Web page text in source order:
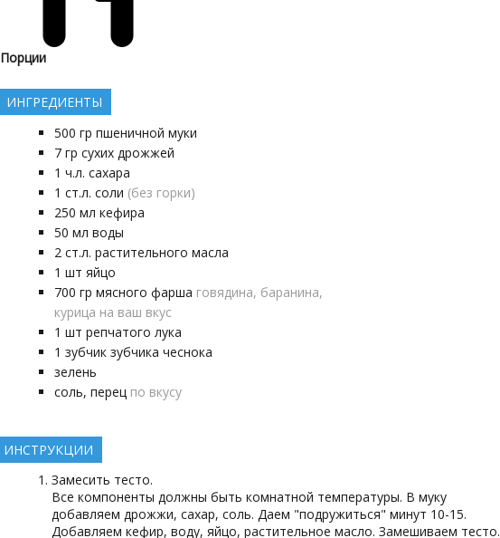
Порции
ИНГРЕДИЕНТЫ
500 гр пшеничной муки
7 гр сухих дрожжей
1 ч.л. сахара
1 ст.л. соли (без горки)
250 мл кефира
50 мл воды
2 ст.л. растительного масла
1 шт яйцо
700 гр мясного фарша говядина, баранина,
курица на ваш вкус
1 шт репчатого лука
1 зубчик зубчика чеснока
зелень
соль, перец по вкусу
ИНСТРУКЦИИ
Замесить тесто.
Все компоненты должны быть комнатной температуры. В муку
добавляем дрожжи, сахар, соль. Даем "подружиться" минут 10-15.
Добавляем кефир, воду, яйцо, растительное масло. Замешиваем тесто.